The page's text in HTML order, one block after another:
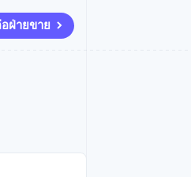
ฝ่ายขาย